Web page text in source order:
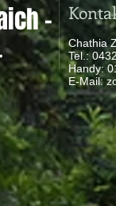
-
Chathia
Tel.:
Handy:
​ E-Mail: